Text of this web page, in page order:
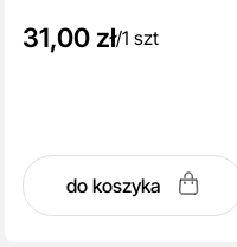
31,00 zł/1 szt
do koszyka